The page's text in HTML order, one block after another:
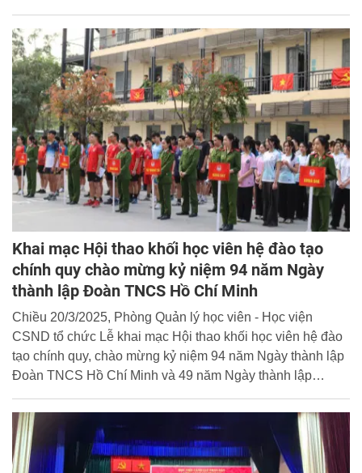
Khai mạc Hội thao khối học viên hệ đào tạo
chính quy chào mừng kỷ niệm 94 năm Ngày
thành lập Đoàn TNCS Hồ Chí Minh
Chiều 20/3/2025, Phòng Quản lý học viên - Học viện
CSND tổ chức Lễ khai mạc Hội thao khối học viên hệ đào
tạo chính quy, chào mừng kỷ niệm 94 năm Ngày thành lập
Đoàn TNCS Hồ Chí Minh và 49 năm Ngày thành lập